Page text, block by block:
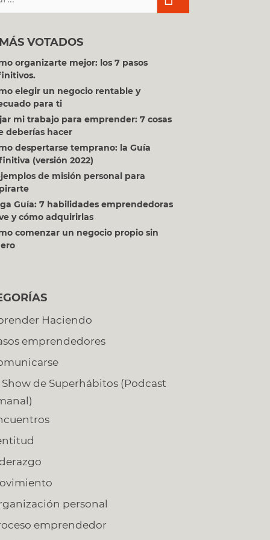
VOTADOS
organizarte mejor: los 7 pasos
elegir un negocio rentable y
para ti
mi trabajo para emprender: 7 cosas
deberías hacer
despertarse temprano: la Guía
(versión 2022)
de misión personal para
Guía: 7 habilidades emprendedoras
y cómo adquirirlas
comenzar un negocio propio sin
Haciendo
emprendedores
Show de Superhábitos (Podcast
personal
emprendedor
,
que
sobre
Los
Keap